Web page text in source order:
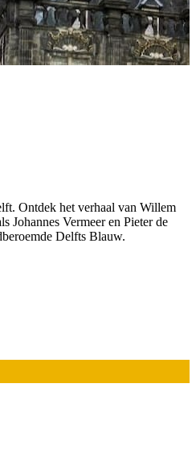
Ontdek het verhaal van Willem
Johannes Vermeer en Pieter de
Delfts Blauw.